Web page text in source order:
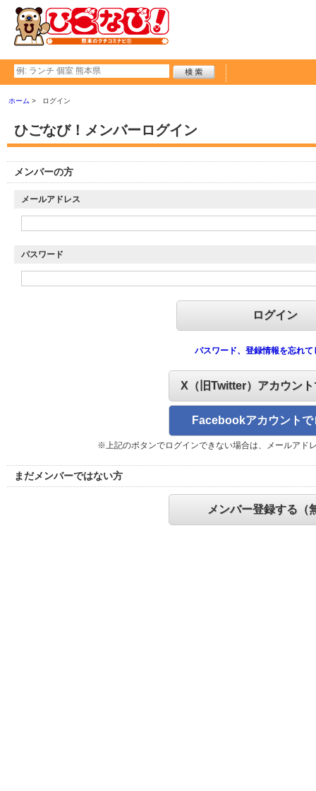
ホーム ログイン
ひごなび！メンバーログイン
メンバーの方
メールアドレス
パスワード
パスワード、登録情報を忘れて
X（旧Twitter）アカウン
Facebookアカウントで
※上記のボタンでログインできない場合は、メールアド
まだメンバーではない方
メンバー登録する（